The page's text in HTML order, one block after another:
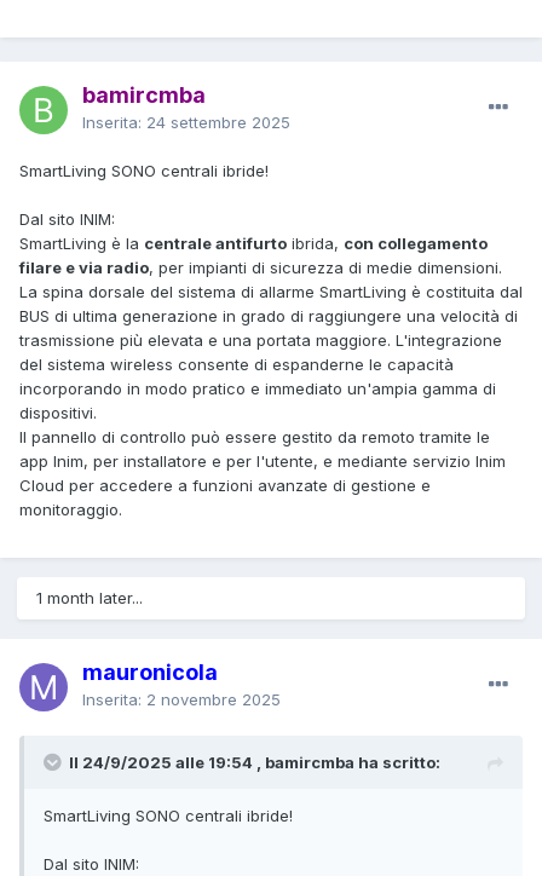
bamircmba
Inserita: 24 settembre 2025
SmartLiving SONO centrali ibride!
Dal sito INIM:
SmartLiving è la centrale antifurto ibrida, con collegamento
filare e via radio, per impianti di sicurezza di medie dimensioni.
La spina dorsale del sistema di allarme SmartLiving è costituita dal
BUS di ultima generazione in grado di raggiungere una velocità di
trasmissione più elevata e una portata maggiore. L'integrazione
del sistema wireless consente di espanderne le capacità
incorporando in modo pratico e immediato un'ampia gamma di
dispositivi.
Il pannello di controllo può essere gestito da remoto tramite le
app Inim, per installatore e per l'utente, e mediante servizio Inim
Cloud per accedere a funzioni avanzate di gestione e
monitoraggio.
1 month later...
mauronicola
Inserita: 2 novembre 2025
Il 24/9/2025 alle 19:54 , bamircmba ha scritto:
SmartLiving SONO centrali ibride!
Dal sito INIM: